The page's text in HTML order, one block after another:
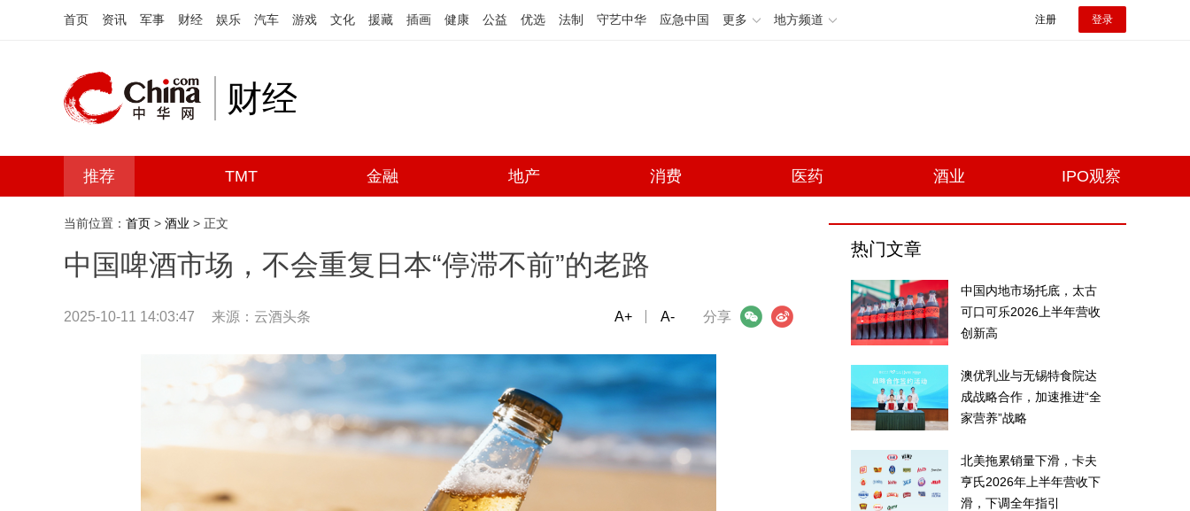
首页 资讯 军事 财经 娱乐 汽车 游戏 文化 援藏 插画 健康 公益 优选 法制 守艺中华 应急中国 更多 地方频道 注册 登录
财经
推荐 TMT 金融 地产 消费 医药 酒业 IPO观察
当前位置： 首页 > 酒业 > 正文
中国啤酒市场，不会重复日本“停滞不前”的老路
2025-10-11 14:03:47 来源：云酒头条 分享
微信 微博
A+ A-
热门文章
中国内地市场托底，太古
可口可乐2026上半年营收
创新高
澳优乳业与无锡特食院达
成战略合作，加速推进“全
家营养”战略
北美拖累销量下滑，卡夫
亨氏2026年上半年营收下
滑，下调全年指引